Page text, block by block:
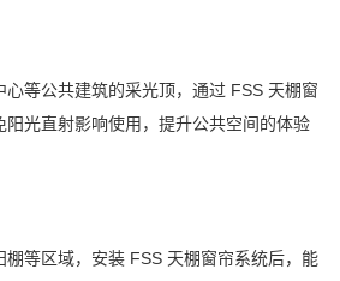
心等公共建筑的采光顶，通过 FSS 天棚窗
阳光直射影响使用，提升公共空间的体验
等区域，安装 FSS 天棚窗帘系统后，能